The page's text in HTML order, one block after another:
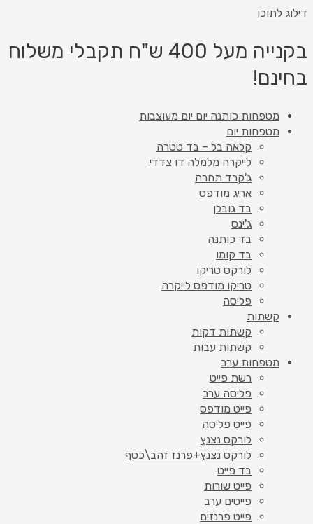
דילוג לתוכן
בקנייה מעל 400 ש"ח תקבלי משלוח
בחינם!
מטפחות כותנה יום יום מעוצבות
מטפחות יום
קלאה בל – בד טטרה
לייקרה מלמלה דו צדדי
ג'קרד תחרה
אריג מודפס
בד גובלן
ג'ינס
בד כותנה
בד קומו
לורקס טריקו
טריקו מודפס לייקרה
פליסה
קשתות
קשתות דקות
קשתות עבות
מטפחות ערב
רשת פייט
פליסה ערב
פייט מודפס
פייט פליסה
לורקס נצנץ
לורקס נצנץ+פרנז זהב\כסף
בד פייט
פייט שורות
פייטים ערב
פייט פרנזים